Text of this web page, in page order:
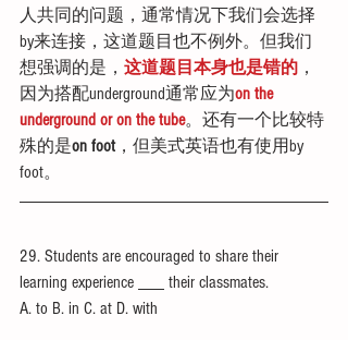
人共同的问题，通常情况下我们会选择
by来连接，这道题目也不例外。但我们
想强调的是， 这道题目本身也是错的 ，
因为搭配underground通常应为on the
underground or on the tube。还有一个比较特
殊的是on foot，但美式英语也有使用by
foot。
29. Students are encouraged to share their
learning experience ___ their classmates.
A. to B. in C. at D. with